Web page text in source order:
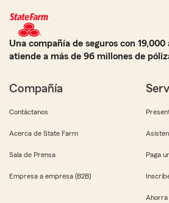
Una compañía de seguros con 19,000
atiende a más de 96 millones de
Compañía
Contáctanos
Acerca de State Farm
Sala de Prensa
Empresa a empresa (B2B)
Paga
Ahorra